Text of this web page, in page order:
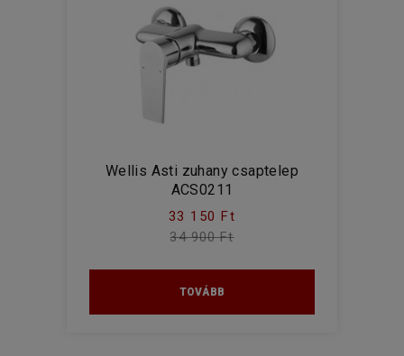
Wellis Asti zuhany csaptelep
ACS0211
33 150 Ft
34 900 Ft
TOVÁBB